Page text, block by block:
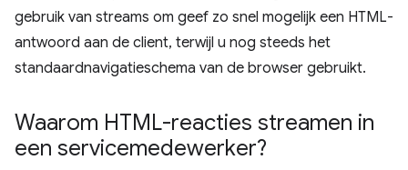
gebruik van streams om geef zo ​​snel mogelijk een HTML-
antwoord aan de client, terwijl u nog steeds het
standaardnavigatieschema van de browser gebruikt.
Waarom HTML-reacties streamen in
een servicemedewerker?